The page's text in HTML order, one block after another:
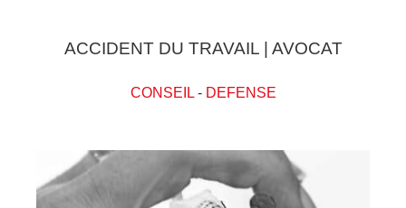
ACCIDENT DU TRAVAIL | AVOCAT
CONSEIL- DEFENSE